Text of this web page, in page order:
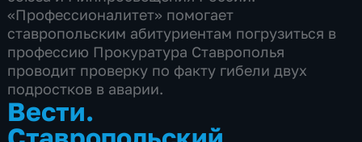
«Профессионалитет» помогает
ставропольским абитуриентам погрузиться в
профессию Прокуратура Ставрополья
проводит проверку по факту гибели двух
подростков в аварии.
Вести.